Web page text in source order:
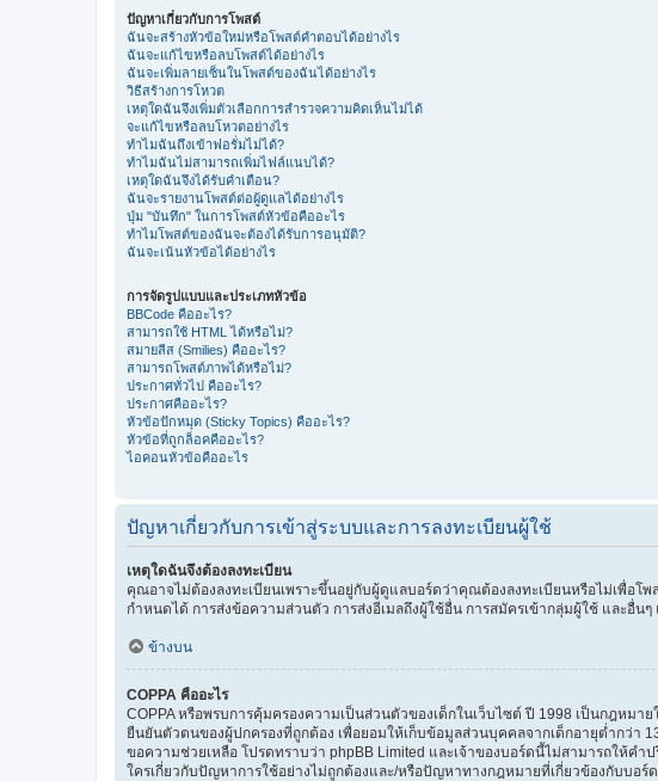
ปัญหาเกี่ยวกับการโพสต์
ฉันจะสร้างหัวข้อใหม่หรือโพสต์คำตอบได้อย่างไร
ฉันจะแก้ไขหรือลบโพสต์ได้อย่างไร
ฉันจะเพิ่มลายเซ็นในโพสต์ของฉันได้อย่างไร
วิธีสร้างการโหวต
เหตุใดฉันจึงเพิ่มตัวเลือกการสำรวจความคิดเห็นไม่ได้
จะแก้ไขหรือลบโหวตอย่างไร
ทำไมฉันถึงเข้าฟอรั่มไม่ได้?
ทำไมฉันไม่สามารถเพิ่มไฟล์แนบได้?
เหตุใดฉันจึงได้รับคำเตือน?
ฉันจะรายงานโพสต์ต่อผู้ดูแลได้อย่างไร
ปุ่ม "บันทึก" ในการโพสต์หัวข้อคืออะไร
ทำไมโพสต์ของฉันจะต้องได้รับการอนุมัติ?
ฉันจะเน้นหัวข้อได้อย่างไร
การจัดรูปแบบและประเภทหัวข้อ
BBCode คืออะไร?
สามารถใช้ HTML ได้หรือไม่?
สมายลีส (Smilies) คืออะไร?
สามารถโพสต์ภาพได้หรือไม่?
ประกาศทั่วไป คืออะไร?
ประกาศคืออะไร?
หัวข้อปักหมุด (Sticky Topics) คืออะไร?
หัวข้อที่ถูกล็อคคืออะไร?
ไอคอนหัวข้อคืออะไร
ปัญหาเกี่ยวกับการเข้าสู่ระบบและการลงทะเบียนผู้ใช้
เหตุใดฉันจึงต้องลงทะเบียน
คุณอาจไม่ต้องลงทะเบียนเพราะขึ้นอยู่กับผู้ดูแลบอร์ดว่าคุณต้องลงทะเบียนหรือไม่เพื่อ
กำหนดได้ การส่งข้อความส่วนตัว การส่งอีเมลถึงผู้ใช้อื่น การสมัครเข้ากลุ่มผู้ใช้ และอื่
ข้างบน
COPPA คืออะไร
COPPA หรือพรบการคุ้มครองความเป็นส่วนตัวของเด็กในเว็บไซต์ ปี 1998 เป็นกฎหม
ยืนยันตัวตนของผู้ปกครองที่ถูกต้อง เพื่อยอมให้เก็บข้อมูลส่วนบุคคลจากเด็กอายุต่ำกว่
ขอความช่วยเหลือ โปรดทราบว่า phpBB Limited และเจ้าของบอร์ดนี้ไม่สามารถให้
ใครเกี่ยวกับปัญหาการใช้อย่างไม่ถูกต้องและ/หรือปัญหาทางกฎหมายที่เกี่ยวข้องกับบอร์